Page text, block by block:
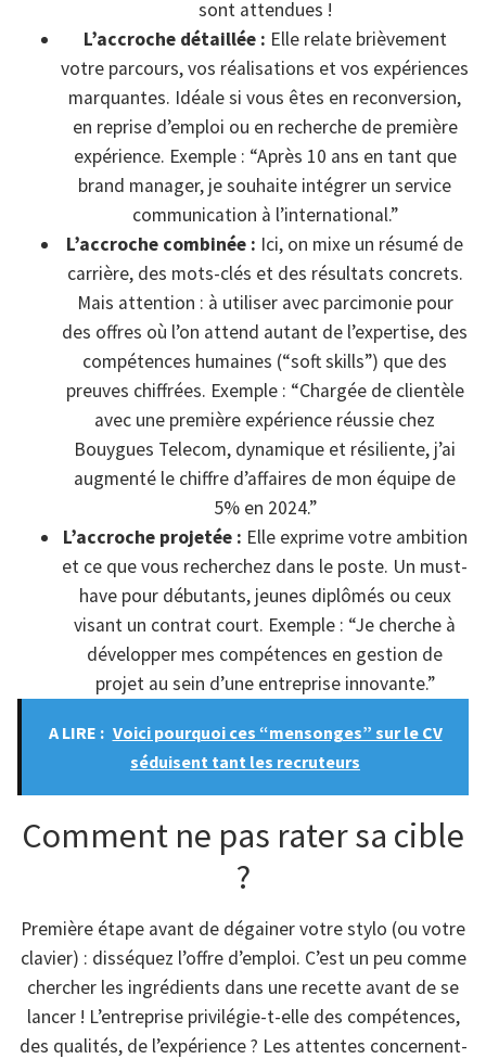
sont attendues !
L’accroche détaillée : Elle relate brièvement
votre parcours, vos réalisations et vos expériences
marquantes. Idéale si vous êtes en reconversion,
en reprise d’emploi ou en recherche de première
expérience. Exemple : “Après 10 ans en tant que
brand manager, je souhaite intégrer un service
communication à l’international.”
L’accroche combinée : Ici, on mixe un résumé de
carrière, des mots-clés et des résultats concrets.
Mais attention : à utiliser avec parcimonie pour
des offres où l’on attend autant de l’expertise, des
compétences humaines (“soft skills”) que des
preuves chiffrées. Exemple : “Chargée de clientèle
avec une première expérience réussie chez
Bouygues Telecom, dynamique et résiliente, j’ai
augmenté le chiffre d’affaires de mon équipe de
5% en 2024.”
L’accroche projetée : Elle exprime votre ambition
et ce que vous recherchez dans le poste. Un must-
have pour débutants, jeunes diplômés ou ceux
visant un contrat court. Exemple : “Je cherche à
développer mes compétences en gestion de
projet au sein d’une entreprise innovante.”
A LIRE : Voici pourquoi ces “mensonges” sur le CV
séduisent tant les recruteurs
Comment ne pas rater sa cible
?
Première étape avant de dégainer votre stylo (ou votre
clavier) : disséquez l’offre d’emploi. C’est un peu comme
chercher les ingrédients dans une recette avant de se
lancer ! L’entreprise privilégie-t-elle des compétences,
des qualités, de l’expérience ? Les attentes concernent-